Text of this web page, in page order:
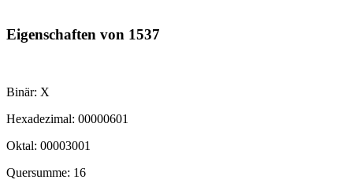
Eigenschaften von 1537
Binär: X
Hexadezimal: 00000601
Oktal: 00003001
Quersumme: 16